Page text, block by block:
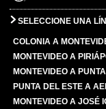
SELECCIONE UNA
COLONIA A
MONTEVIDEO A
MONTEVIDEO A
PUNTA DEL ESTE A
MONTEVIDEO A JOSÉ